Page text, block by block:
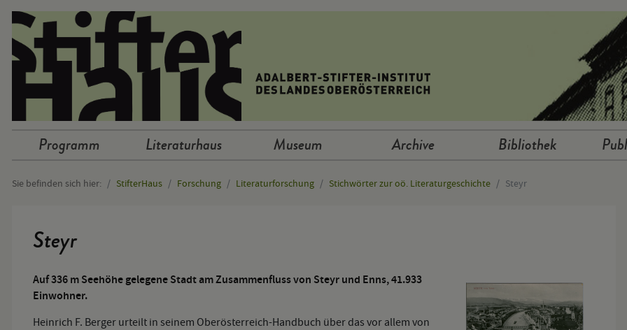
Sprunglinks
Hauptnavigation
Programm Literaturhaus Museum Archive Bibliothek
Sie befinden sich hier: StifterHaus Forschung Literaturforschung Stichwörter zur oö. Literaturgeschichte Steyr
Steyr
Auf 336 m Seehöhe gelegene Stadt am Zusammenfluss von Steyr und Enns, 41.933
Einwohner.
Heinrich F. Berger urteilt in seinem Oberösterreich-Handbuch über das vor allem von